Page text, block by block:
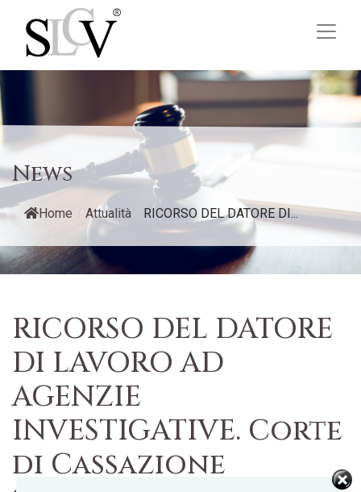
News
Home / Attualità RICORSO DEL DATORE DI...
RICORSO DEL DATORE
DI LAVORO AD
AGENZIE
INVESTIGATIVE. Corte
di Cassazione